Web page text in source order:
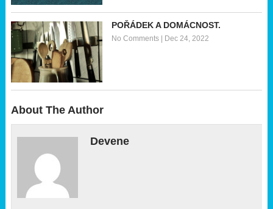
POŘÁDEK A DOMÁCNOST.
No Comments| Dec 24, 2022
About The Author
Devene